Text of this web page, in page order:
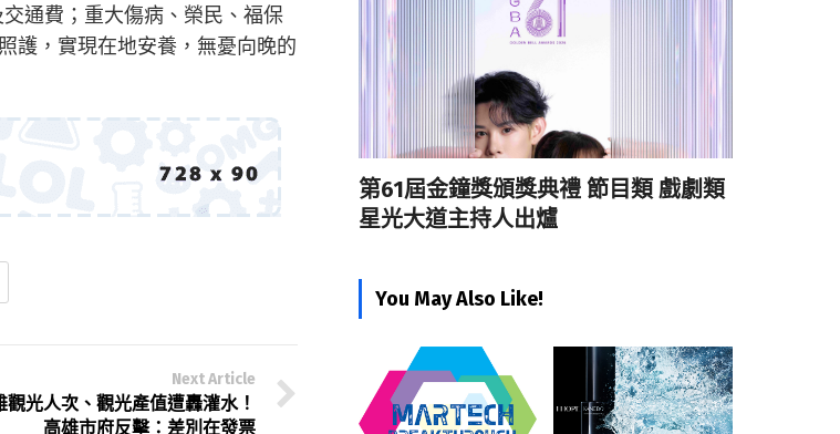
通費；重大傷病、榮民、福保
護，實現在地安養，無憂向晚的
Next Article
觀光人次、觀光產值遭轟灌水！
高雄市府反擊：差別在發票
第61屆金鐘獎頒獎典禮 節目類 戲劇類
星光大道主持人出爐
You May Also Like!